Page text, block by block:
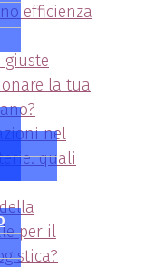
efficienza
giuste
la tua
nel
quali
per il